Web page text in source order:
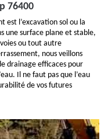
76400
est l’excavation sol ou la
une surface plane et stable,
ou tout autre
nous veillons
drainage efficaces pour
Il ne faut pas que l’eau
de vos futures